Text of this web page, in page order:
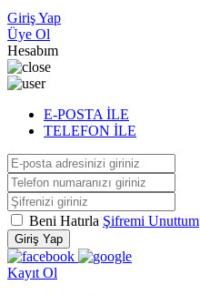
Giriş Yap
Üye Ol
Hesabım
E-POSTA İLE
TELEFON İLE
Beni Hatırla Şifremi Unuttum
Giriş Yap
Kayıt Ol